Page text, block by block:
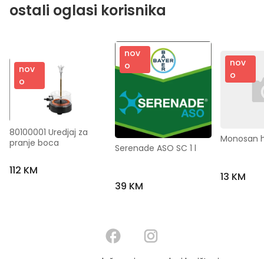
ostali oglasi korisnika
nov
o
80100001 Uredjaj za
pranje boca
112 KM
nov
o
Serenade ASO SC 1 l
39 KM
nov
o
Monosan
13 KM